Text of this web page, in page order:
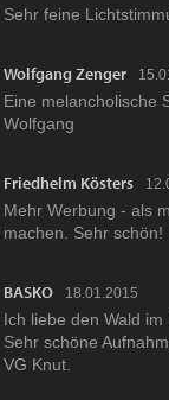
Sehr feine
Wolfgang Zenger
Eine melancholische
Wolfgang
Friedhelm Kösters
Mehr Werbung - als
machen. Sehr schön!
BASKO 18.01.2015
Ich liebe den Wald im
Sehr schöne
VG Knut.